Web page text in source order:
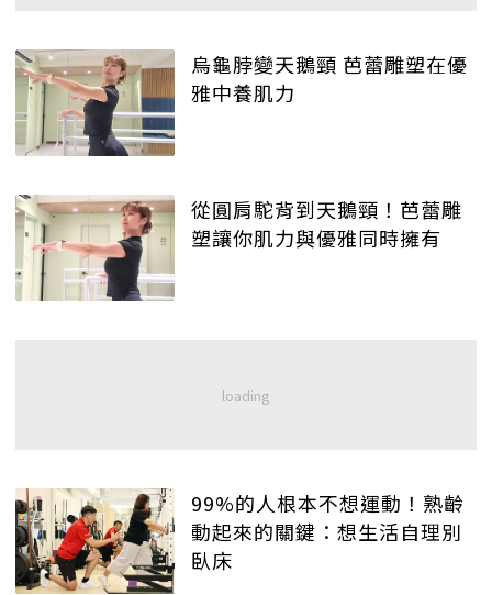
烏龜脖變天鵝頸 芭蕾雕塑在優
雅中養肌力
從圓肩駝背到天鵝頸！芭蕾雕
塑讓你肌力與優雅同時擁有
99%的人根本不想運動！熟齡
動起來的關鍵：想生活自理別
臥床